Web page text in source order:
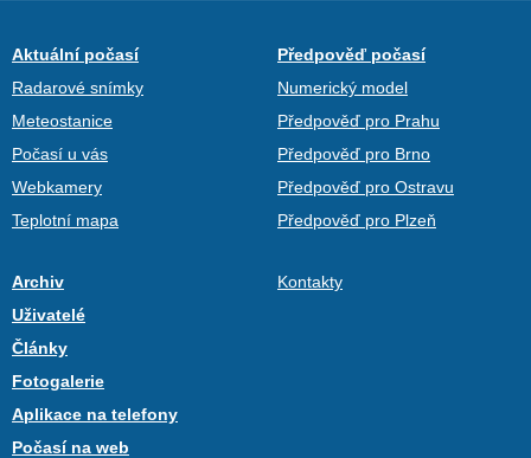
Aktuální počasí
Radarové snímky
Meteostanice
Počasí u vás
Webkamery
Teplotní mapa
Předpověď počasí
Numerický model
Předpověď pro Prahu
Předpověď pro Brno
Předpověď pro Ostravu
Předpověď pro Plzeň
Archiv
Uživatelé
Články
Fotogalerie
Aplikace na telefony
Počasí na web
Kontakty